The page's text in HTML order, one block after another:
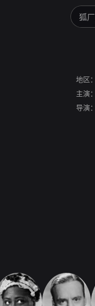
地区：
主演：
导演：